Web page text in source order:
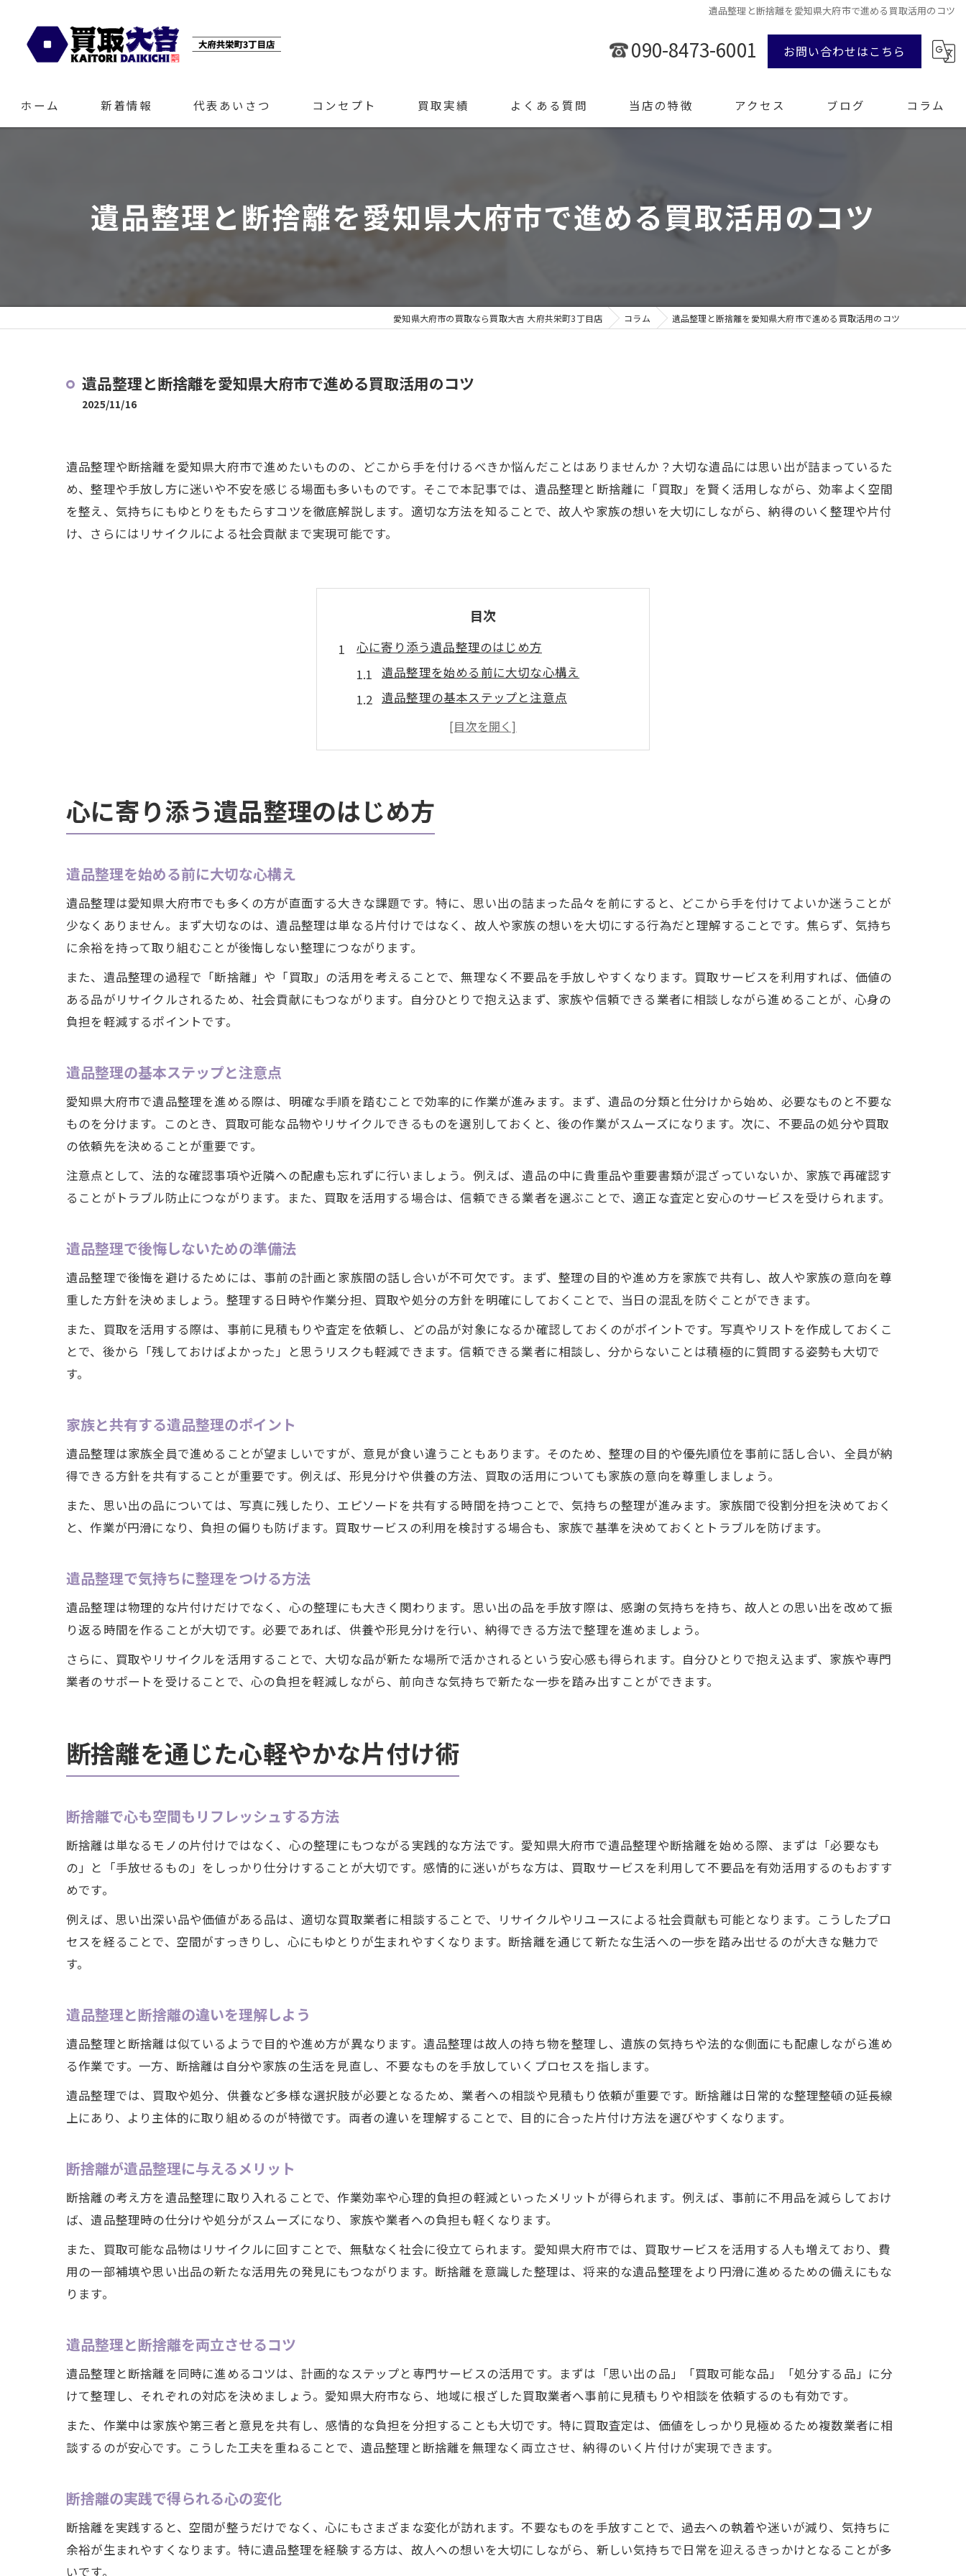
遺品整理と断捨離を愛知県大府市で進める買取活用のコツ
090-8473-6001 お問い合わせはこちら
ホーム 新着情報 代表あいさつ コンセプト 買取実績 よくある質問 当店の特徴
腕時計
アクセス ブログ コラム
遺品整理と断捨離を愛知県大府市で進める買取活用のコツ
愛知県大府市の買取なら買取大吉 大府共栄町3丁目店 コラム 遺品整理と断捨離を愛知県大府市で進める買取活用のコツ
遺品整理と断捨離を愛知県大府市で進める買取活用のコツ
2025/11/16
遺品整理や断捨離を愛知県大府市で進めたいものの、どこから手を付けるべきか悩んだことはありませんか？大切な遺品には思い出が詰まっているた
め、整理や手放し方に迷いや不安を感じる場面も多いものです。そこで本記事では、遺品整理と断捨離に「買取」を賢く活用しながら、効率よく空間
を整え、気持ちにもゆとりをもたらすコツを徹底解説します。適切な方法を知ることで、故人や家族の想いを大切にしながら、納得のいく整理や片付
け、さらにはリサイクルによる社会貢献まで実現可能です。
目次
心に寄り添う遺品整理のはじめ方
遺品整理を始める前に大切な心構え
遺品整理の基本ステップと注意点
遺品整理で後悔しないための準備法
家族と共有する遺品整理のポイント
断捨離を通じた心軽やかな片付け術
断捨離で心も空間もリフレッシュする方法
遺品整理と断捨離を両立させるコツ
断捨離の実践で得られる心の変化
買取サービスで賢く進める遺品整理
遺品整理で買取を活用する利点とは
遺品整理の際に買取査定を依頼する流れ
大府市で実現する効率的な整理方法
大府市の特徴を活かした遺品整理術
大府市で遺品整理の相談先を見つける方法
遺品整理に役立つ地域サービスの活用法
遺品整理のプロに依頼するメリット
安心できる遺品整理業者の選び方
遺品整理プロのサポート内容を解説
遺品整理でプロが重視するポイント
遺品整理と断捨離で後悔しないコツ
思い出を残す断捨離の実践方法
遺品整理で写真や手紙を整理する工夫
遺品整理で迷った時の対処法を知る
心に寄り添う遺品整理のはじめ方
遺品整理を始める前に大切な心構え
遺品整理は愛知県大府市でも多くの方が直面する大きな課題です。特に、思い出の詰まった品々を前にすると、どこから手を付けてよいか迷うことが
少なくありません。まず大切なのは、遺品整理は単なる片付けではなく、故人や家族の想いを大切にする行為だと理解することです。焦らず、気持ち
に余裕を持って取り組むことが後悔しない整理につながります。
また、遺品整理の過程で「断捨離」や「買取」の活用を考えることで、無理なく不要品を手放しやすくなります。買取サービスを利用すれば、価値の
ある品がリサイクルされるため、社会貢献にもつながります。自分ひとりで抱え込まず、家族や信頼できる業者に相談しながら進めることが、心身の
負担を軽減するポイントです。
遺品整理の基本ステップと注意点
愛知県大府市で遺品整理を進める際は、明確な手順を踏むことで効率的に作業が進みます。まず、遺品の分類と仕分けから始め、必要なものと不要な
ものを分けます。このとき、買取可能な品物やリサイクルできるものを選別しておくと、後の作業がスムーズになります。次に、不要品の処分や買取
の依頼先を決めることが重要です。
注意点として、法的な確認事項や近隣への配慮も忘れずに行いましょう。例えば、遺品の中に貴重品や重要書類が混ざっていないか、家族で再確認す
ることがトラブル防止につながります。また、買取を活用する場合は、信頼できる業者を選ぶことで、適正な査定と安心のサービスを受けられます。
遺品整理で後悔しないための準備法
遺品整理で後悔を避けるためには、事前の計画と家族間の話し合いが不可欠です。まず、整理の目的や進め方を家族で共有し、故人や家族の意向を尊
重した方針を決めましょう。整理する日時や作業分担、買取や処分の方針を明確にしておくことで、当日の混乱を防ぐことができます。
また、買取を活用する際は、事前に見積もりや査定を依頼し、どの品が対象になるか確認しておくのがポイントです。写真やリストを作成しておくこ
とで、後から「残しておけばよかった」と思うリスクも軽減できます。信頼できる業者に相談し、分からないことは積極的に質問する姿勢も大切で
す。
家族と共有する遺品整理のポイント
遺品整理は家族全員で進めることが望ましいですが、意見が食い違うこともあります。そのため、整理の目的や優先順位を事前に話し合い、全員が納
得できる方針を共有することが重要です。例えば、形見分けや供養の方法、買取の活用についても家族の意向を尊重しましょう。
また、思い出の品については、写真に残したり、エピソードを共有する時間を持つことで、気持ちの整理が進みます。家族間で役割分担を決めておく
と、作業が円滑になり、負担の偏りも防げます。買取サービスの利用を検討する場合も、家族で基準を決めておくとトラブルを防げます。
遺品整理で気持ちに整理をつける方法
遺品整理は物理的な片付けだけでなく、心の整理にも大きく関わります。思い出の品を手放す際は、感謝の気持ちを持ち、故人との思い出を改めて振
り返る時間を作ることが大切です。必要であれば、供養や形見分けを行い、納得できる方法で整理を進めましょう。
さらに、買取やリサイクルを活用することで、大切な品が新たな場所で活かされるという安心感も得られます。自分ひとりで抱え込まず、家族や専門
業者のサポートを受けることで、心の負担を軽減しながら、前向きな気持ちで新たな一歩を踏み出すことができます。
断捨離を通じた心軽やかな片付け術
断捨離で心も空間もリフレッシュする方法
断捨離は単なるモノの片付けではなく、心の整理にもつながる実践的な方法です。愛知県大府市で遺品整理や断捨離を始める際、まずは「必要なも
の」と「手放せるもの」をしっかり仕分けすることが大切です。感情的に迷いがちな方は、買取サービスを利用して不要品を有効活用するのもおすす
めです。
例えば、思い出深い品や価値がある品は、適切な買取業者に相談することで、リサイクルやリユースによる社会貢献も可能となります。こうしたプロ
セスを経ることで、空間がすっきりし、心にもゆとりが生まれやすくなります。断捨離を通じて新たな生活への一歩を踏み出せるのが大きな魅力で
す。
遺品整理と断捨離の違いを理解しよう
遺品整理と断捨離は似ているようで目的や進め方が異なります。遺品整理は故人の持ち物を整理し、遺族の気持ちや法的な側面にも配慮しながら進め
る作業です。一方、断捨離は自分や家族の生活を見直し、不要なものを手放していくプロセスを指します。
遺品整理では、買取や処分、供養など多様な選択肢が必要となるため、業者への相談や見積もり依頼が重要です。断捨離は日常的な整理整頓の延長線
上にあり、より主体的に取り組めるのが特徴です。両者の違いを理解することで、目的に合った片付け方法を選びやすくなります。
断捨離が遺品整理に与えるメリット
断捨離の考え方を遺品整理に取り入れることで、作業効率や心理的負担の軽減といったメリットが得られます。例えば、事前に不用品を減らしておけ
ば、遺品整理時の仕分けや処分がスムーズになり、家族や業者への負担も軽くなります。
また、買取可能な品物はリサイクルに回すことで、無駄なく社会に役立てられます。愛知県大府市では、買取サービスを活用する人も増えており、費
用の一部補填や思い出品の新たな活用先の発見にもつながります。断捨離を意識した整理は、将来的な遺品整理をより円滑に進めるための備えにもな
ります。
遺品整理と断捨離を両立させるコツ
遺品整理と断捨離を同時に進めるコツは、計画的なステップと専門サービスの活用です。まずは「思い出の品」「買取可能な品」「処分する品」に分
けて整理し、それぞれの対応を決めましょう。愛知県大府市なら、地域に根ざした買取業者へ事前に見積もりや相談を依頼するのも有効です。
また、作業中は家族や第三者と意見を共有し、感情的な負担を分担することも大切です。特に買取査定は、価値をしっかり見極めるため複数業者に相
談するのが安心です。こうした工夫を重ねることで、遺品整理と断捨離を無理なく両立させ、納得のいく片付けが実現できます。
断捨離の実践で得られる心の変化
断捨離を実践すると、空間が整うだけでなく、心にもさまざまな変化が訪れます。不要なものを手放すことで、過去への執着や迷いが減り、気持ちに
余裕が生まれやすくなります。特に遺品整理を経験する方は、故人への想いを大切にしながら、新しい気持ちで日常を迎えるきっかけとなることが多
いです。